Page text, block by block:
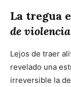
La tregua
de
Lejos de traer
revelado una
irreversible la